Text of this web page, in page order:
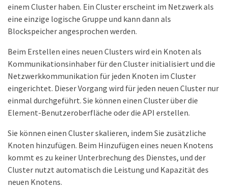
einem Cluster haben. Ein Cluster erscheint im Netzwerk als
eine einzige logische Gruppe und kann dann als
Blockspeicher angesprochen werden.
Beim Erstellen eines neuen Clusters wird ein Knoten als
Kommunikationsinhaber für den Cluster initialisiert und die
Netzwerkkommunikation für jeden Knoten im Cluster
eingerichtet. Dieser Vorgang wird für jeden neuen Cluster nur
einmal durchgeführt. Sie können einen Cluster über die
Element-Benutzeroberfläche oder die API erstellen.
Sie können einen Cluster skalieren, indem Sie zusätzliche
Knoten hinzufügen. Beim Hinzufügen eines neuen Knotens
kommt es zu keiner Unterbrechung des Dienstes, und der
Cluster nutzt automatisch die Leistung und Kapazität des
neuen Knotens.